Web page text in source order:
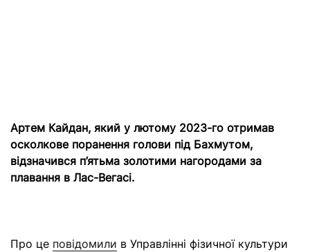
Артем Кайдан, який у лютому 2023-го отримав
осколкове поранення голови під Бахмутом,
відзначився п’ятьма золотими нагородами за
плавання в Лас-Вегасі.
Про це повідомили в Управлінні фізичної культури